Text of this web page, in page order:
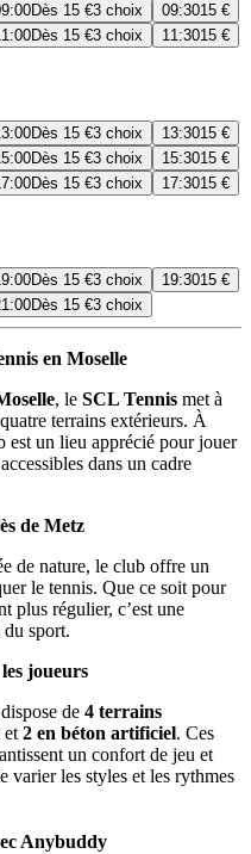
Dès 15 €3 choix 09:3015 €
Dès 15 €3 choix 11:3015 €
Dès 15 €3 choix 13:3015 €
Dès 15 €3 choix 15:3015 €
Dès 15 €3 choix 17:3015 €
Dès 15 €3 choix 19:3015 €
Dès 15 €3 choix
en Moselle
, le SCL Tennis met à
terrains extérieurs. À
un lieu apprécié pour jouer
dans un cadre
de Metz
de nature, le club offre un
le tennis. Que ce soit pour
plus régulier, c’est une
du sport.
joueurs
dispose de 4 terrains
et 2 en béton artificiel. Ces
un confort de jeu et
varier les styles et les rythmes
Anybuddy